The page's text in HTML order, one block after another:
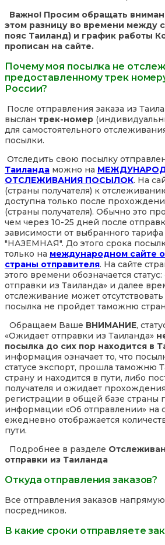
Важно! Просим обращать
этом разницу во времени между
пояс Таиланд) и график работы
прописан на сайте.
Почему моя посылка не
предоставленному трек
России?
После отправления заказа из
выслан трек-номер
для самостоятельного
посылки.
Отследить свою посылку
Таиланда можно на
ОТСЛЕЖИВАНИЯ ПОСЫЛОК. На
(страны получателя) к
доступна только после
(страны получателя). Обычно это
чем через 10-25 дней после
зависимости от выбранного
"НАЗЕМНАЯ". До этого срока
только на международном сайте
страны отправителя. На сайте
этого времени обозначается
отправки из Таиланда» и далее
отслеживание может
посылка не пройдет таможню
Обращаем Ваше ВНИМАНИЕ,
«Ожидает отправки из Таиланда»
посылка до сих пор находится в
информация означает то, что
статусе экспорт, прошла таможню
страну и находится в пути, либо
получателя и ожидает
регистрации в общей базе страны
информации «Об отправлении» на
ежедневно отображается
пути.
Подробнее в разделе
отправки из Таиланда
Откуда отправления заказов?
Все отправления заказов
посредников.
В какие сроки отправляете